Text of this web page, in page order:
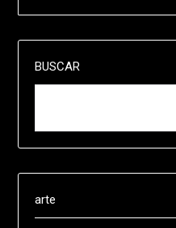
BUSCAR
arte